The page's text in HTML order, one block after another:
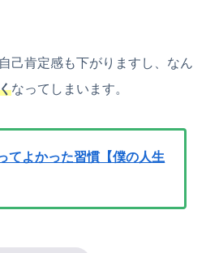
己肯定感も下がりますし、なん
なってしまいます。
てよかった習慣【僕の人生